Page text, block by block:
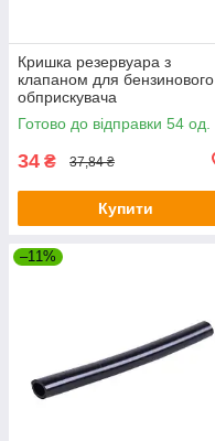
Кришка резервуара з
клапаном для бензинового
обприскувача
Готово до відправки 54 од.
34 ₴ 37,84 ₴
Купити
–11%